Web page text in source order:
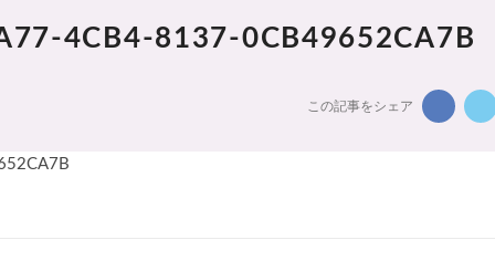
4CB4-8137-0CB49652CA7B
この記事をシェア